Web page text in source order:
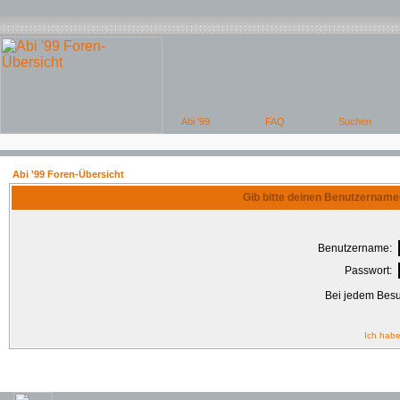
Abi '99 Foren-Übersicht
Gib bitte deinen
Benutzername:
Passwort:
Bei jedem
Ich